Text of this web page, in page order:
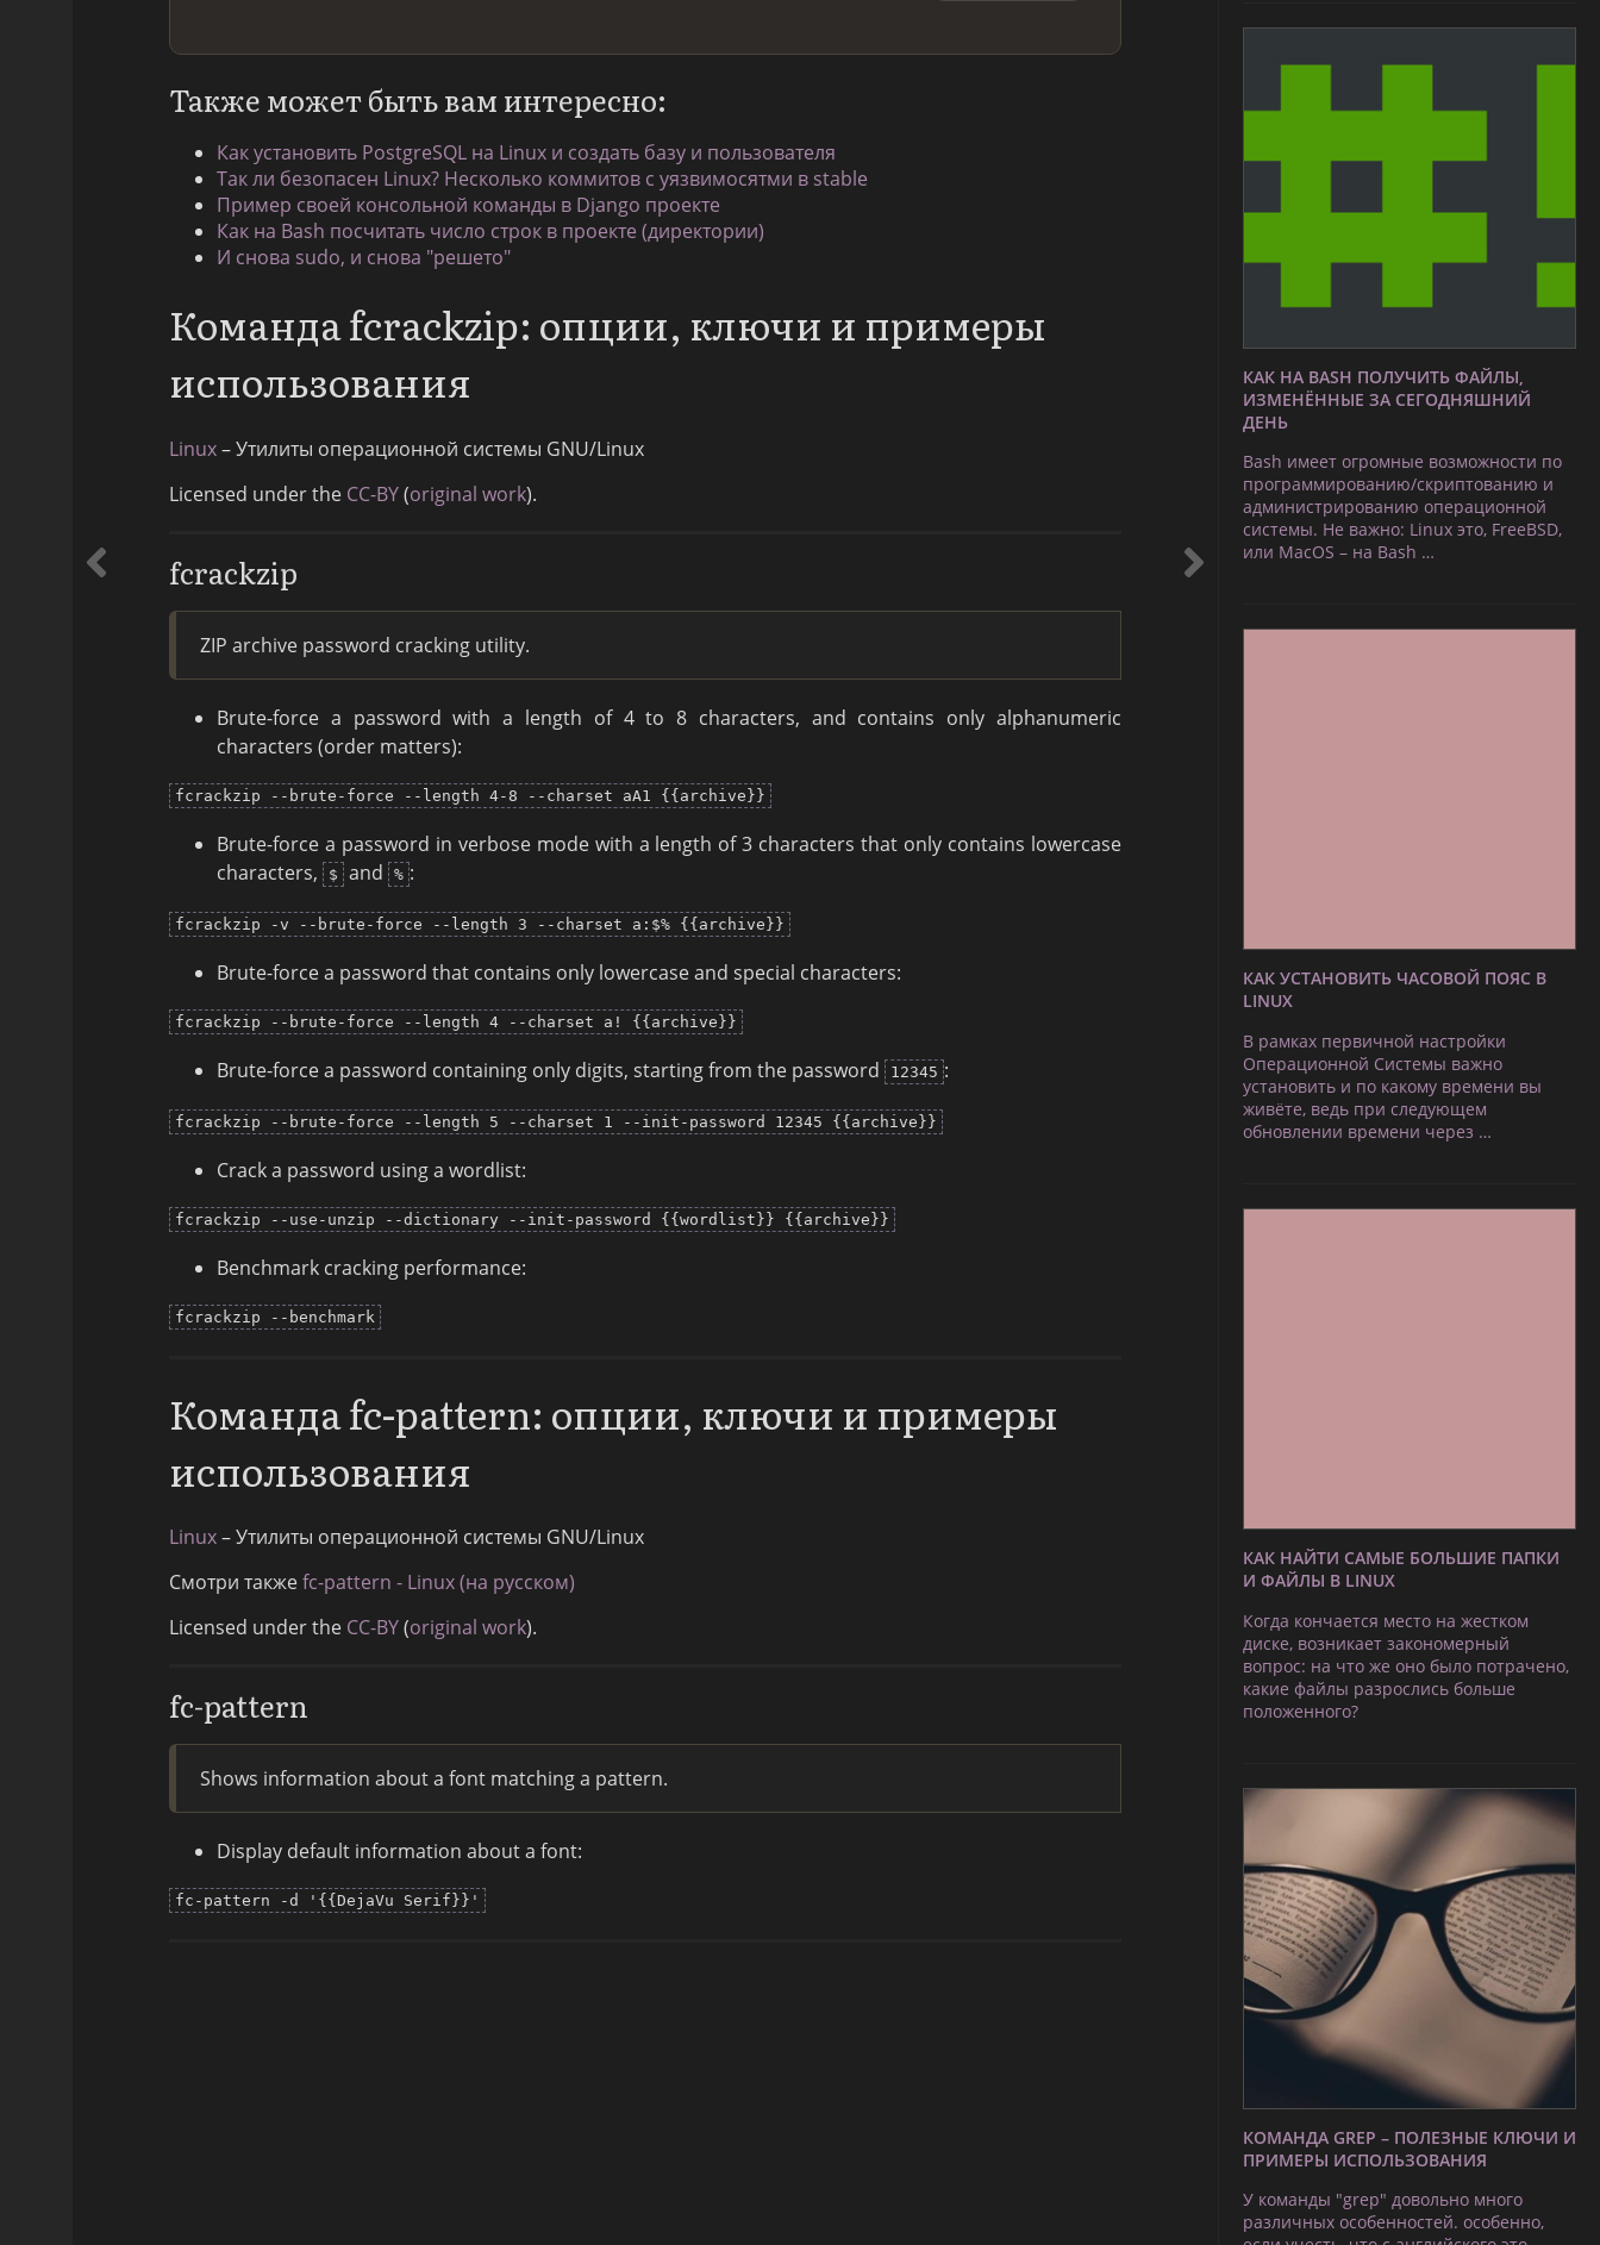
Также может быть вам интересно:
Как установить PostgreSQL на Linux и создать базу и пользователя
Так ли безопасен Linux? Несколько коммитов с уязвимосятми в stable
Пример своей консольной команды в Django проекте
Как на Bash посчитать число строк в проекте (директории)
И снова sudo, и снова "решето"
Команда fcrackzip: опции, ключи и примеры
использования
Linux– Утилиты операционной системы GNU/Linux
Licensed under the CC-BY(original work).
fcrackzip
ZIP archive password cracking utility.
Brute-force a password with a length of 4 to 8 characters, and contains only alphanumeric
characters (order matters):
fcrackzip --brute-force --length 4-8 --charset aA1 {{archive}}
Brute-force a password in verbose mode with a length of 3 characters that only contains lowercase
characters,
$ and % :
fcrackzip -v --brute-force --length 3 --charset a:$% {{archive}}
Brute-force a password that contains only lowercase and special characters:
fcrackzip --brute-force --length 4 --charset a! {{archive}}
Brute-force a password containing only digits, starting from the password 12345 :
fcrackzip --brute-force --length 5 --charset 1 --init-password 12345 {{archive}}
Crack a password using a wordlist:
fcrackzip --use-unzip --dictionary --init-password {{wordlist}} {{archive}}
Benchmark cracking performance:
fcrackzip --benchmark
Команда fc-pattern: опции, ключи и примеры
использования
Linux– Утилиты операционной системы GNU/Linux
Смотри такжеfc-pattern - Linux (на русском)
Licensed under the CC-BY(original work).
fc-pattern
Shows information about a font matching a pattern.
Display default information about a font:
fc-pattern -d '{{DejaVu Serif}}'
КАК НА BASH ПОЛУЧИТЬ ФАЙЛЫ,
ИЗМЕНЁННЫЕ ЗА СЕГОДНЯШНИЙ
ДЕНЬ
Bash имеет огромные возможности по
программированию/скриптованию и
администрированию операционной
системы. Не важно: Linux это, FreeBSD,
или MacOS – на Bash …
КАК УСТАНОВИТЬ ЧАСОВОЙ ПОЯС В
LINUX
В рамках первичной настройки
Операционной Системы важно
установить и по какому времени вы
живёте, ведь при следующем
обновлении времени через …
КАК НАЙТИ САМЫЕ БОЛЬШИЕ ПАПКИ
И ФАЙЛЫ В LINUX
Когда кончается место на жестком
диске, возникает закономерный
вопрос: на что же оно было потрачено,
какие файлы разрослись больше
положенного?
КОМАНДА GREP – ПОЛЕЗНЫЕ КЛЮЧИ И
ПРИМЕРЫ ИСПОЛЬЗОВАНИЯ
У команды "grep" довольно много
различных особенностей. особенно,